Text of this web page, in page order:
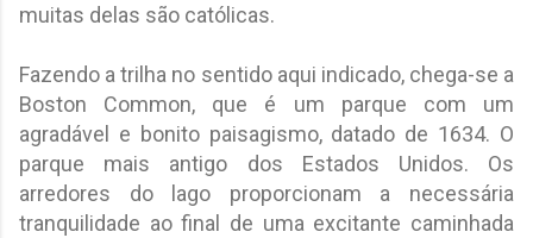
muitas delas são católicas.
Fazendo a trilha no sentido aqui indicado, chega-se a
Boston Common, que é um parque com um
agradável e bonito paisagismo, datado de 1634. O
parque mais antigo dos Estados Unidos. Os
arredores do lago proporcionam a necessária
tranquilidade ao final de uma excitante caminhada